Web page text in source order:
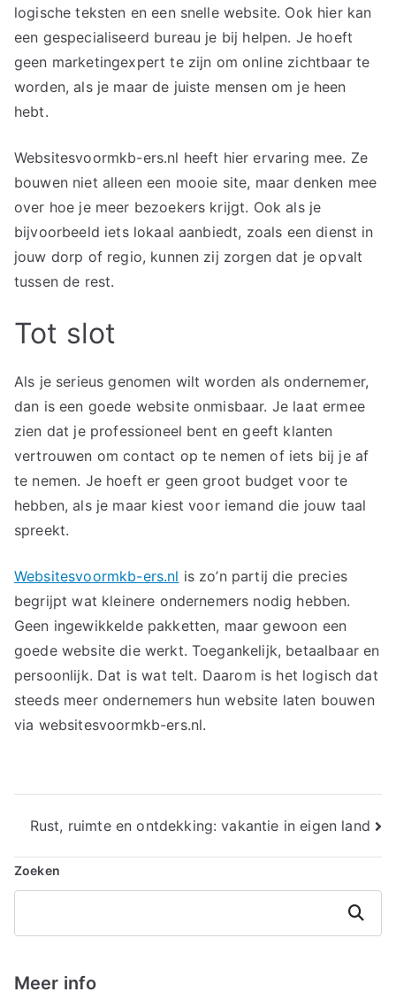
logische teksten en een snelle website. Ook hier kan
een gespecialiseerd bureau je bij helpen. Je hoeft
geen marketingexpert te zijn om online zichtbaar te
worden, als je maar de juiste mensen om je heen
hebt.
Websitesvoormkb-ers.nl heeft hier ervaring mee. Ze
bouwen niet alleen een mooie site, maar denken mee
over hoe je meer bezoekers krijgt. Ook als je
bijvoorbeeld iets lokaal aanbiedt, zoals een dienst in
jouw dorp of regio, kunnen zij zorgen dat je opvalt
tussen de rest.
Tot slot
Als je serieus genomen wilt worden als ondernemer,
dan is een goede website onmisbaar. Je laat ermee
zien dat je professioneel bent en geeft klanten
vertrouwen om contact op te nemen of iets bij je af
te nemen. Je hoeft er geen groot budget voor te
hebben, als je maar kiest voor iemand die jouw taal
spreekt.
Websitesvoormkb-ers.nl is zo’n partij die precies
begrijpt wat kleinere ondernemers nodig hebben.
Geen ingewikkelde pakketten, maar gewoon een
goede website die werkt. Toegankelijk, betaalbaar en
persoonlijk. Dat is wat telt. Daarom is het logisch dat
steeds meer ondernemers hun website laten bouwen
via websitesvoormkb-ers.nl.
Bericht
navigatie
Rust, ruimte en ontdekking: vakantie in eigen land
Zoeken
Zoeken
Meer info